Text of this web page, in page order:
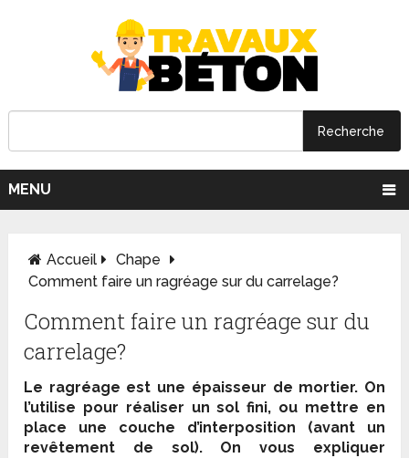
MENU
Accueil
Chape
Comment faire un ragréage sur du carrelage?
Comment faire un ragréage sur du
carrelage?
Le ragréage est une épaisseur de mortier. On
l’utilise pour réaliser un sol fini, ou mettre en
place une couche d’interposition (avant un
revêtement de sol). On vous expliquer